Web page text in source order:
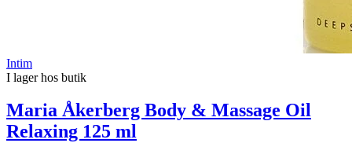
Intim
I lager hos butik
Maria Åkerberg Body & Massage Oil
Relaxing 125 ml